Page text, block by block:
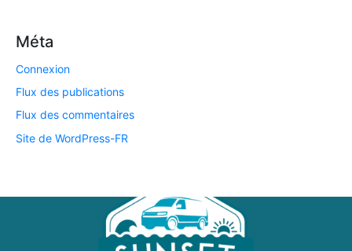
Méta
Connexion
Flux des publications
Flux des commentaires
Site de WordPress-FR